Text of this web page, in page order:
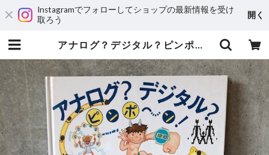
Instagramでフォローしてショップの最新情報を受け
取ろう
開く
アナログ？デジタル？ピンポーン！ | maintent